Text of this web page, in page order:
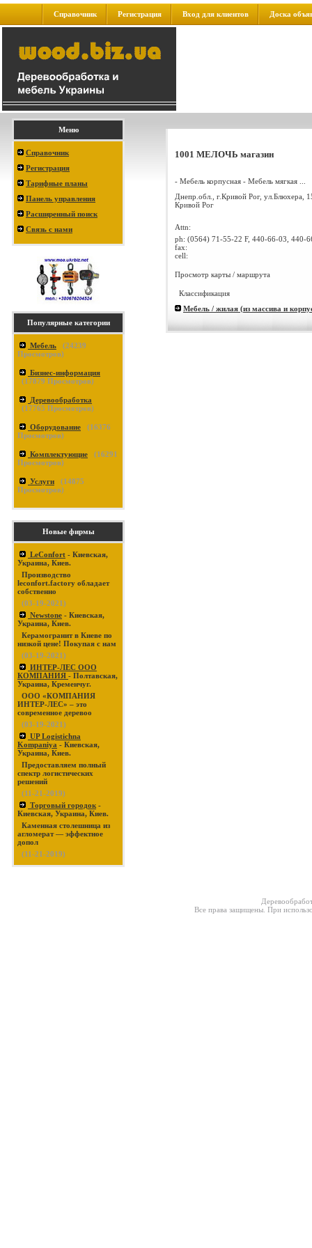
Справочник Регистрация Вход для клиентов Доска
Меню
Справочник
Регистрация
Тарифные планы
Панель управления
Расширенный поиск
Связь с нами
Популярные категории
Мебель (24239
Просмотров)
Бизнес-информация
(17879 Просмотров)
Деревообработка
(17765 Просмотров)
Оборудование (16376
Просмотров)
Комплектующие (16291
Просмотров)
Услуги (14875
Просмотров)
Новые фирмы
LeConfort - Киевская,
Украина, Киев.
Производство
leconfort.factory обладает
собственно
(03-19-2021)
Newstone - Киевская,
Украина, Киев.
Керамогранит в Киеве по
низкой цене! Покупая с нам
(03-19-2021)
ИНТЕР-ЛЕС ООО
КОМПАНИЯ - Полтавская,
Украина, Кременчуг.
ООО «КОМПАНИЯ
ИНТЕР-ЛЕС» – это
современное деревоо
(03-19-2021)
UP Logistichna
Kompaniya - Киевская,
Украина, Киев.
Предоставляем полный
спектр логистических
решений
(11-21-2019)
Торговый городок -
Киевская, Украина, Киев.
Каменная столешница из
агломерат — эффектное
допол
(11-21-2019)
1001 МЕЛОЧЬ магазин
- Мебель корпусная - Мебель мягкая ...
Днепр.обл., г.Кривой Рог, ул.Блюхера,
Кривой Рог
Attn:
ph: (0564) 71-55-22 F, 440-66-03, 440-
fax:
cell:
Просмотр карты / маршрута
Классификация
Мебель / жилая (из массива и
Все права защищены. При